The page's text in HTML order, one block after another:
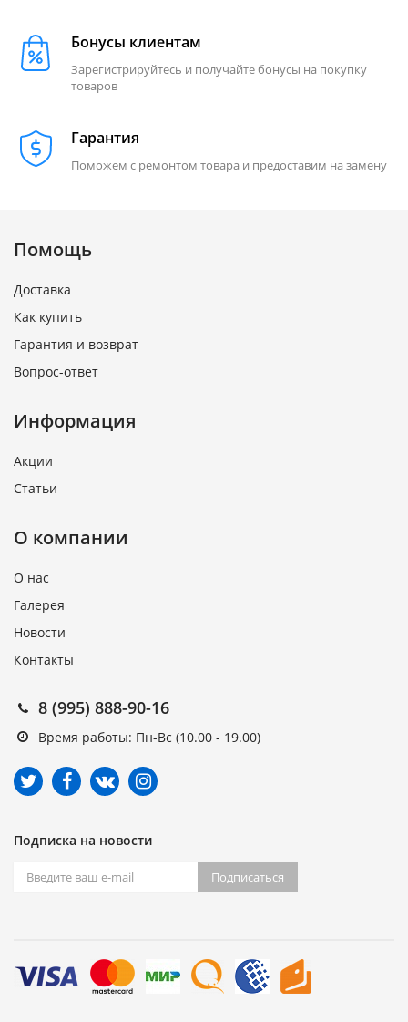
Бонусы клиентам
Зарегистрируйтесь и получайте бонусы на покупку
товаров
Гарантия
Поможем с ремонтом товара и предоставим на замену
Помощь
Доставка
Как купить
Гарантия и возврат
Вопрос-ответ
Информация
Акции
Статьи
О компании
О нас
Галерея
Новости
Контакты
8 (995) 888-90-16
Время работы: Пн-Вс (10.00 - 19.00)
Подписка на новости
Подписаться